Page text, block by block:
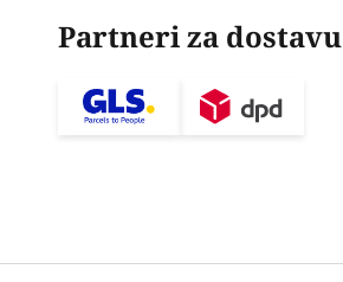
Partneri za dostavu